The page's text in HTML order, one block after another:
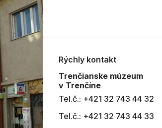
Rýchly kontakt
Trenčianske múzeum
v Trenčíne
Tel.č.: +421 32 743 44 32
Tel.č.: +421 32 743 44 33